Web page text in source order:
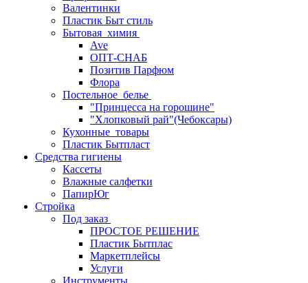
Валентинки
Пластик Быт стиль
Бытовая_химия
Ave
ОПТ-СНАБ
Позитив Парфюм
Флора
Постельное_белье
"Принцесса на горошине"
"Хлопковый рай"(Чебоксары)
Кухонные_товары
Пластик Бытпласт
Средства гигиены
Кассеты
Влажные салфетки
ПапирЮг
Стройка
Под заказ
ПРОСТОЕ РЕШЕНИЕ
Пластик Бытплас
Маркетплейсы
Услуги
Инструменты